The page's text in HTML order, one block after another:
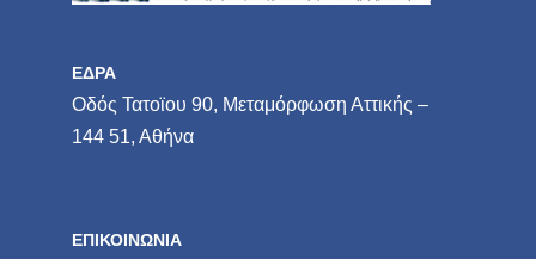
ΕΔΡΑ
Οδός Τατοϊου 90, Μεταμόρφωση Αττικής –
144 51, Αθήνα
ΕΠΙΚΟΙΝΩΝΙΑ